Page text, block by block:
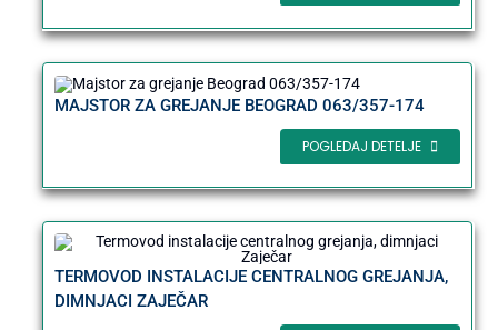
MAJSTOR ZA GREJANJE BEOGRAD 063/357-174
POGLEDAJ DETELJE
TERMOVOD INSTALACIJE CENTRALNOG GREJANJA,
DIMNJACI ZAJEČAR